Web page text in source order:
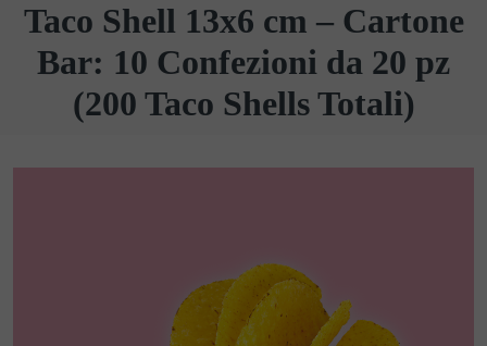
Taco Shell 13x6 cm – Cartone
Bar: 10 Confezioni da 20 pz
(200 Taco Shells Totali)